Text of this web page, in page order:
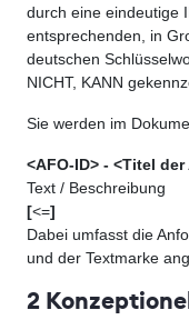
durch eine eindeutige
entsprechenden, in
deutschen
NICHT, KANN
Sie werden im
<AFO-ID> - <Titel der
Text / Beschreibung
[<=]
Dabei umfasst die
und der Textmarke
2